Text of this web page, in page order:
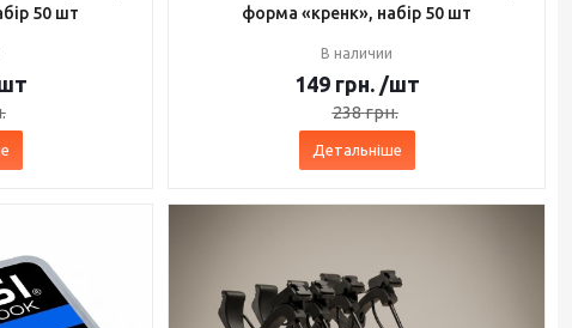
50 шт
форма «кренк», набір 50 шт
В наличии
149 грн. /шт
238грн.
Детальніше